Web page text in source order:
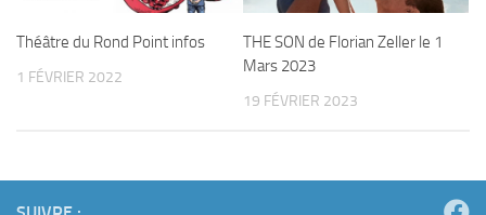
Théâtre du Rond Point infos
1 FÉVRIER 2022
THE SON de Florian Zeller le 1
Mars 2023
19 FÉVRIER 2023